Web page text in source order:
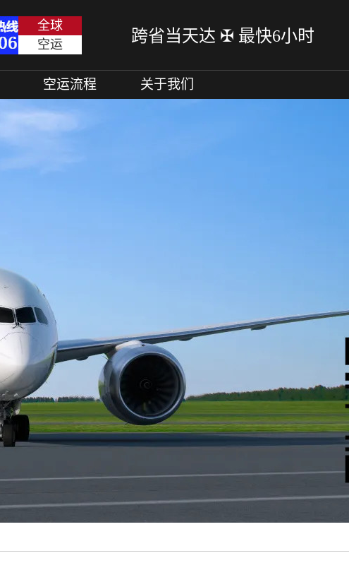
跨省当天达 ✠ 最快6小时
全球
空运
空运流程 关于我们